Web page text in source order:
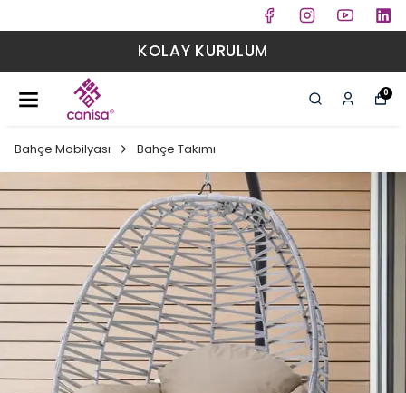
KOLAY KURULUM
0
Bahçe Mobilyası Bahçe Takımı